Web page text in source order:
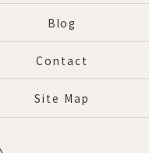
Blog
Contact
Site Map